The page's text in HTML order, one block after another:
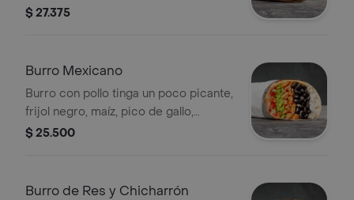
gallo y arroz blanco en tortilla de
$ 27.375
Burro Mexicano
Burro con pollo tinga un poco picante,
frijol negro, maíz, pico de gallo,
guacamole y arroz blanco en tortilla
$ 25.500
Burro de Res y Chicharrón